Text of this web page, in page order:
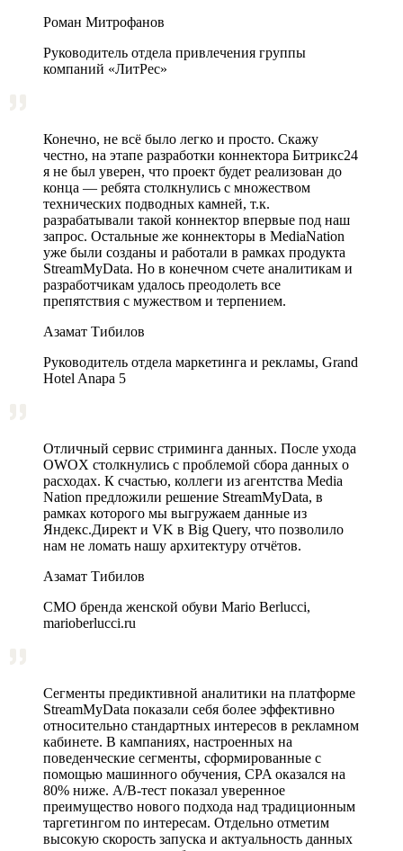
Роман Митрофанов
Руководитель отдела привлечения группы
компаний «ЛитРес»
Конечно, не всё было легко и просто. Скажу
честно, на этапе разработки коннектора Битрикс24
я не был уверен, что проект будет реализован до
конца — ребята столкнулись с множеством
технических подводных камней, т.к.
разрабатывали такой коннектор впервые под наш
запрос. Остальные же коннекторы в MediaNation
уже были созданы и работали в рамках продукта
StreamMyData. Но в конечном счете аналитикам и
разработчикам удалось преодолеть все
препятствия с мужеством и терпением.
Азамат Тибилов
Руководитель отдела маркетинга и рекламы, Grand
Hotel Anapa 5
Отличный сервис стриминга данных. После ухода
OWOX столкнулись с проблемой сбора данных о
расходах. К счастью, коллеги из агентства Media
Nation предложили решение StreamMyData, в
рамках которого мы выгружаем данные из
Яндекс.Директ и VK в Big Query, что позволило
нам не ломать нашу архитектуру отчётов.
Азамат Тибилов
CMO бренда женской обуви Mario Berlucci,
marioberlucci.ru
Сегменты предиктивной аналитики на платформе
StreamMyData показали себя более эффективно
относительно стандартных интересов в рекламном
кабинете. В кампаниях, настроенных на
поведенческие сегменты, сформированные с
помощью машинного обучения, CPA оказался на
80% ниже. A/B‑тест показал уверенное
преимущество нового подхода над традиционным
таргетингом по интересам. Отдельно отметим
высокую скорость запуска и актуальность данных